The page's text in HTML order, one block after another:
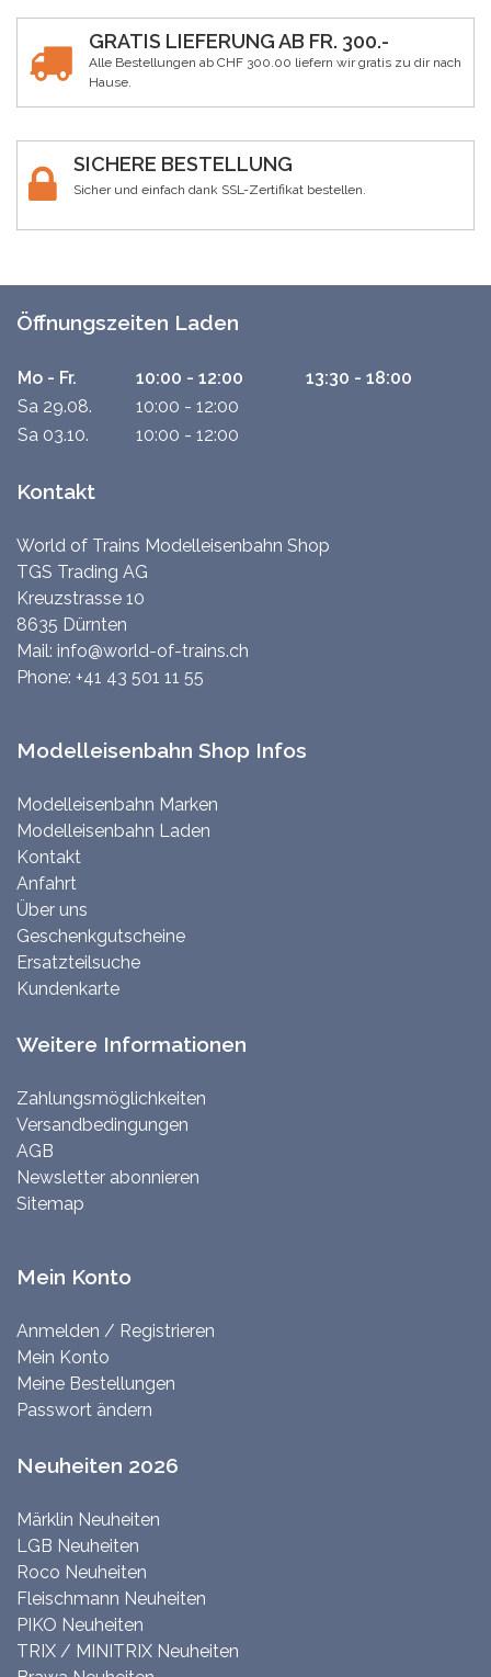
GRATIS LIEFERUNG AB FR. 300.-
Alle Bestellungen ab CHF 300.00 liefern wir gratis zu dir nach
Hause.
SICHERE BESTELLUNG
Sicher und einfach dank SSL-Zertifikat bestellen.
Öffnungszeiten Laden
Mo - Fr. 10:00 - 12:00
13:30 - 18:00
Sa 29.08.
10:00 - 12:00
Sa 03.10.
10:00 - 12:00
Kontakt
World of Trains Modelleisenbahn Shop
TGS Trading AG
Kreuzstrasse 10
8635 Dürnten
Mail: info@world-of-trains.ch
Phone: +41 43 501 11 55
Modelleisenbahn Shop Infos
Modelleisenbahn Marken
Modelleisenbahn Laden
Kontakt
Anfahrt
Über uns
Geschenkgutscheine
Ersatzteilsuche
Kundenkarte
Weitere Informationen
Zahlungsmöglichkeiten
Versandbedingungen
AGB
Newsletter abonnieren
Sitemap
Mein Konto
Anmelden / Registrieren
Mein Konto
Meine Bestellungen
Passwort ändern
Neuheiten 2026
Märklin Neuheiten
LGB Neuheiten
Roco Neuheiten
Fleischmann Neuheiten
PIKO Neuheiten
TRIX / MINITRIX Neuheiten